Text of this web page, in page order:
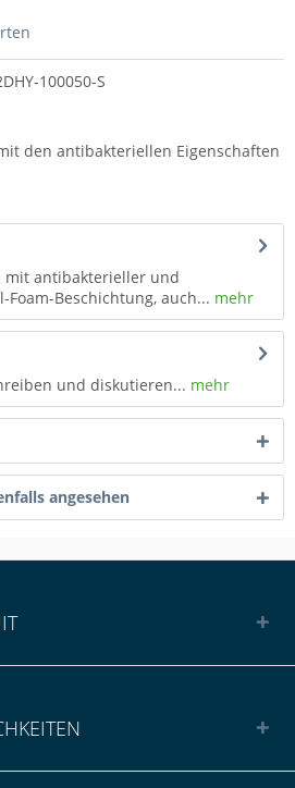
100050-S
den antibakteriellen Eigenschaften
mit antibakterieller und
Beschichtung, auch... mehr
und diskutieren... mehr
angesehen